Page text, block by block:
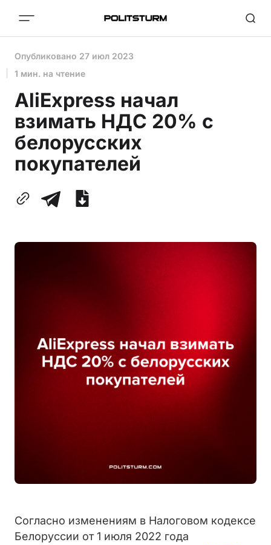
Опубликовано 27 июл 2023
1 мин. на чтение
AliExpress начал
взимать НДС 20% с
белорусских
покупателей
Согласно изменениям в Налоговом кодексе
Белоруссии от 1 июля 2022 года